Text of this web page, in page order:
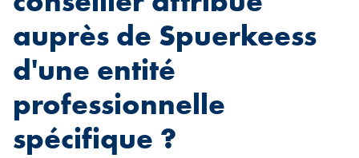
auprès de Spuerkeess
d'une entité
professionnelle
spécifique ?